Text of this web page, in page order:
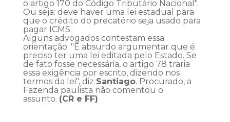
o artigo 170 do Código Tributário Nacional".
Ou seja: deve haver uma lei estadual para
que o crédito do precatório seja usado para
pagar ICMS.
Alguns advogados contestam essa
orientação. "É absurdo argumentar que é
preciso ter uma lei editada pelo Estado. Se
de fato fosse necessária, o artigo 78 traria
essa exigência por escrito, dizendo nos
termos da lei", diz Santiago. Procurado, a
Fazenda paulista não comentou o
assunto. (CR e FF)